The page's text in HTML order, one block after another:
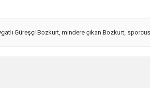
Güreşçi Bozkurt mindere çıkan Bozkurt